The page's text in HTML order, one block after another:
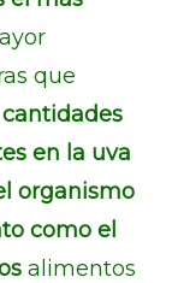
que
en la uva
organismo
como el
alimentos